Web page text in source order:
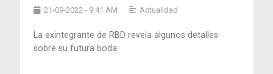
21-09-2022 - 9:41 AM Actualidad
La exintegrante de RBD revela algunos detalles
sobre su futura boda